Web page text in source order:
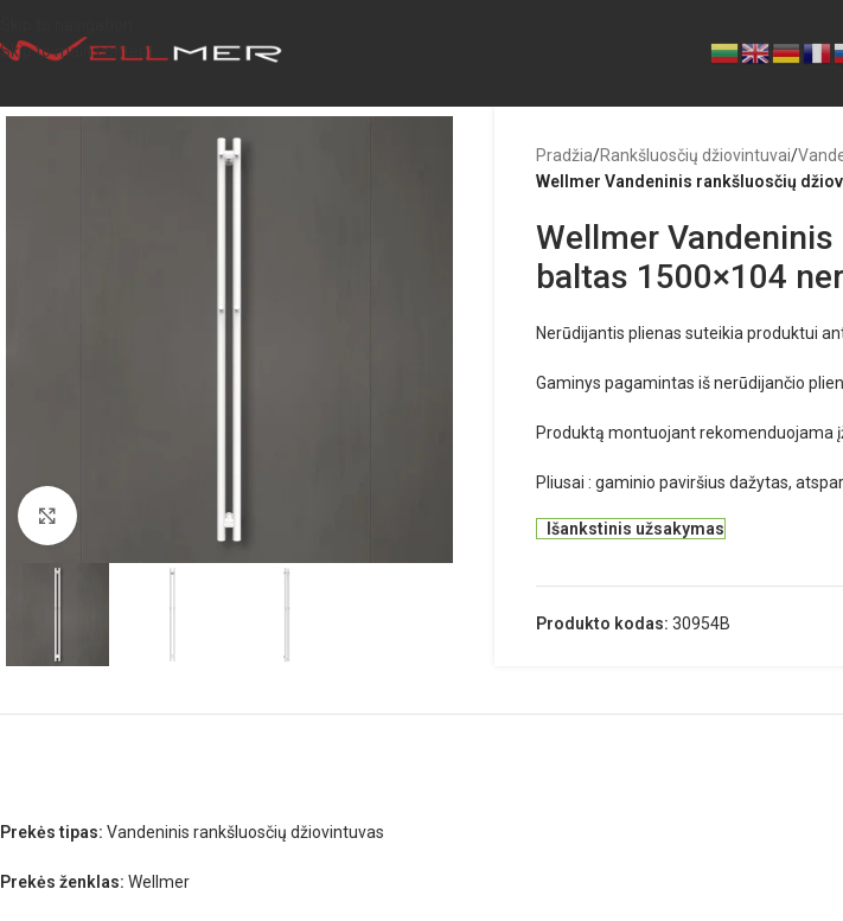
Skip to main content
Pradžia/Rankšluosčių džiovintuvai/
Wellmer Vandeninis rankšluosčių
Wellmer
baltas 1500×104
Nerūdijantis plienas suteikia produktui
Gaminys pagamintas iš nerūdijančio
Produktą montuojant rekomenduojama
Pliusai : gaminio paviršius dažytas,
Išankstinis užsakymas
Produkto kodas:30954B
Prekės tipas: Vandeninis rankšluosčių džiovintuvas
Prekės ženklas: Wellmer